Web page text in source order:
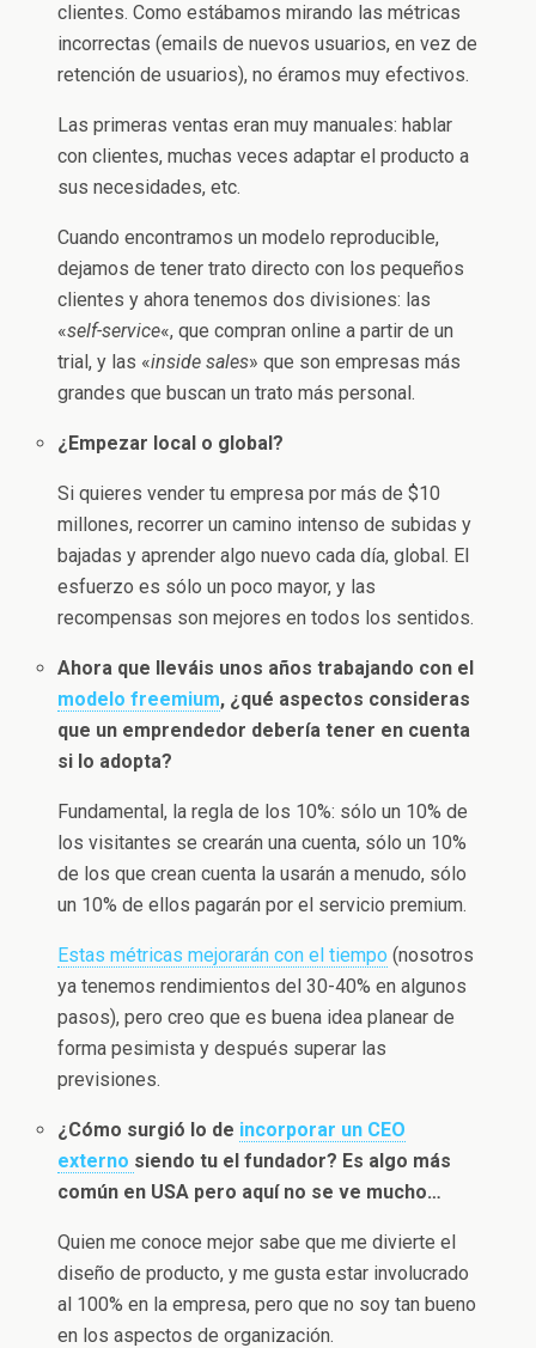
clientes. Como estábamos mirando las métricas
incorrectas (emails de nuevos usuarios, en vez de
retención de usuarios), no éramos muy efectivos.
Las primeras ventas eran muy manuales: hablar
con clientes, muchas veces adaptar el producto a
sus necesidades, etc.
Cuando encontramos un modelo reproducible,
dejamos de tener trato directo con los pequeños
clientes y ahora tenemos dos divisiones: las
«self-service«, que compran online a partir de un
trial, y las «inside sales» que son empresas más
grandes que buscan un trato más personal.
¿Empezar local o global?
Si quieres vender tu empresa por más de $10
millones, recorrer un camino intenso de subidas y
bajadas y aprender algo nuevo cada día, global. El
esfuerzo es sólo un poco mayor, y las
recompensas son mejores en todos los sentidos.
Ahora que lleváis unos años trabajando con el
modelo freemium, ¿qué aspectos consideras
que un emprendedor debería tener en cuenta
si lo adopta?
Fundamental, la regla de los 10%: sólo un 10% de
los visitantes se crearán una cuenta, sólo un 10%
de los que crean cuenta la usarán a menudo, sólo
un 10% de ellos pagarán por el servicio premium.
Estas métricas mejorarán con el tiempo (nosotros
ya tenemos rendimientos del 30-40% en algunos
pasos), pero creo que es buena idea planear de
forma pesimista y después superar las
previsiones.
¿Cómo surgió lo de incorporar un CEO
externo siendo tu el fundador? Es algo más
común en USA pero aquí no se ve mucho…
Quien me conoce mejor sabe que me divierte el
diseño de producto, y me gusta estar involucrado
al 100% en la empresa, pero que no soy tan bueno
en los aspectos de organización.